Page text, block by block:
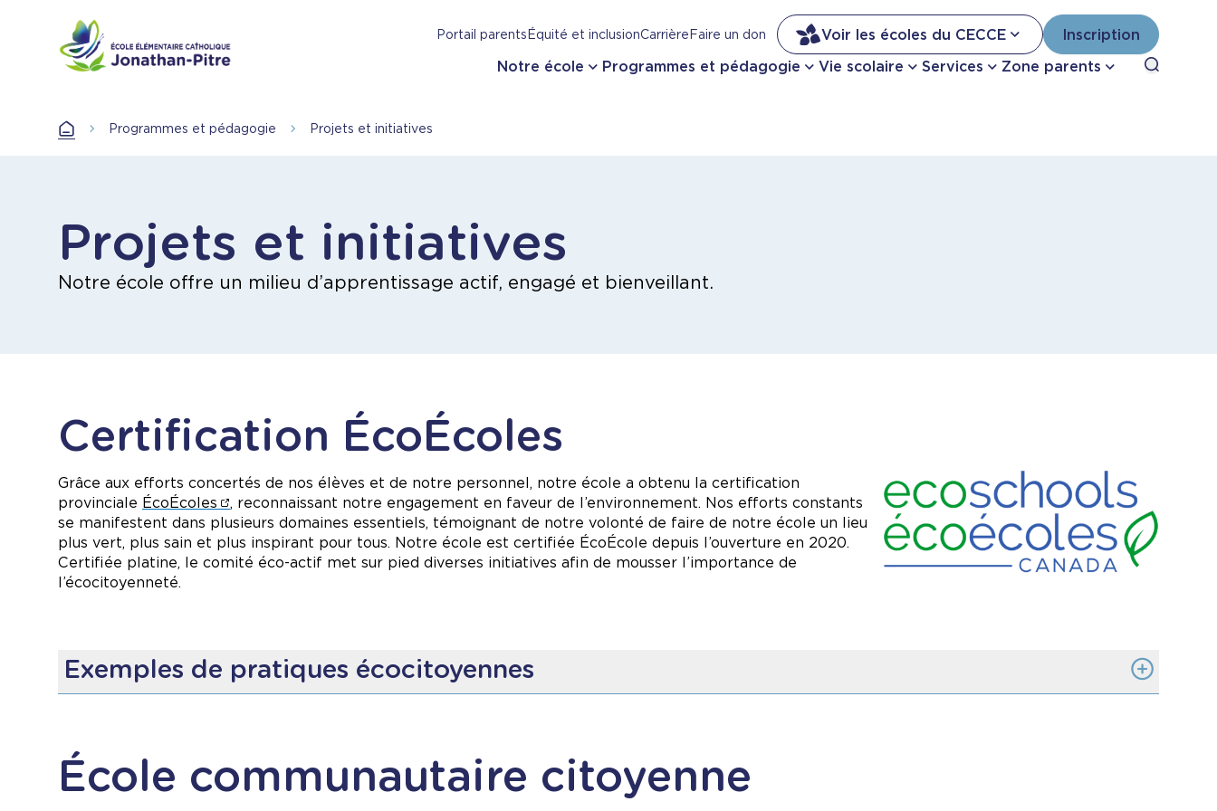
Portail parentsÉquité et inclusionCarrièreFaire un don Voir les écoles du CECCE Inscription
Notre école Programmes et pédagogie Vie scolaire Services Zone parents Open
AccueilProgrammes et pédagogie Projets et initiatives
Projets et initiatives
Notre école offre un milieu d’apprentissage actif, engagé et bienveillant.
Certification ÉcoÉcoles
Image
Grâce aux efforts concertés de nos élèves et de notre personnel, notre école a obtenu la certification
provinciale ÉcoÉcoles
, reconnaissant notre engagement en faveur de l’environnement. Nos efforts constants
se manifestent dans plusieurs domaines essentiels, témoignant de notre volonté de faire de notre école un lieu
plus vert, plus sain et plus inspirant pour tous. Notre école est certifiée ÉcoÉcole depuis l’ouverture en 2020.
Certifiée platine, le comité éco-actif met sur pied diverses initiatives afin de mousser l’importance de
l’écocitoyenneté.
Exemples de pratiques écocitoyennes
Sensibilisation écologique
: des activités éducatives pour développer la conscience environnementale de nos élèves.
Verdissement de la cour: en créant et prenant soin de nos espaces verts qui encouragent la biodiversité.
École communautaire citoyenne